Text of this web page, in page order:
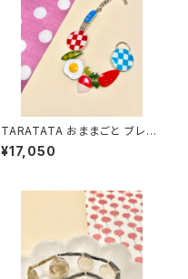
TARATATA おままごと ブレス
レット
¥17,050